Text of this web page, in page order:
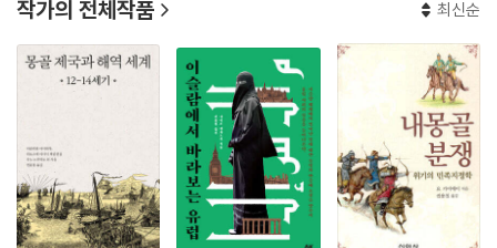
옮겼다.
작가의 전체작품 최신순